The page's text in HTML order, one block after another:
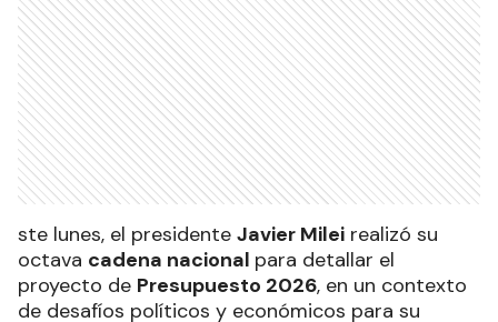
ste lunes, el presidente Javier Milei realizó su
octava cadena nacional para detallar el
proyecto de Presupuesto 2026, en un contexto
de desafíos políticos y económicos para su